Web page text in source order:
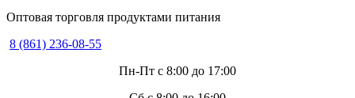
Оптовая торговля продуктами питания
8 (861) 236-08-55
Пн-Пт с 8:00 до 17:00